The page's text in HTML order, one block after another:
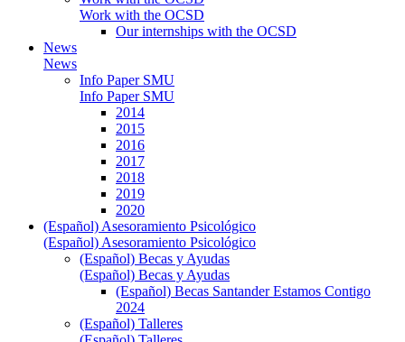
Work with the OCSD
Our internships with the OCSD
News
News
Info Paper SMU
Info Paper SMU
2014
2015
2016
2017
2018
2019
2020
(Español) Asesoramiento Psicológico
(Español) Asesoramiento Psicológico
(Español) Becas y Ayudas
(Español) Becas y Ayudas
(Español) Becas Santander Estamos Contigo
2024
(Español) Talleres